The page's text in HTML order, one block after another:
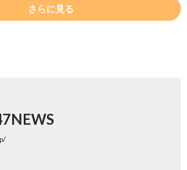
さらに見る